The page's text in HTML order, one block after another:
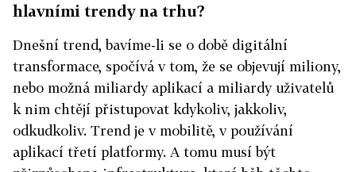
hlavními trendy na trhu?
Dnešní trend, bavíme-li se o době digitální
transformace, spočívá v tom, že se objevují miliony,
nebo možná miliardy aplikací a miliardy uživatelů
k nim chtějí přistupovat kdykoliv, jakkoliv,
odkudkoliv. Trend je v mobilitě, v používání
aplikací třetí platformy. A tomu musí být